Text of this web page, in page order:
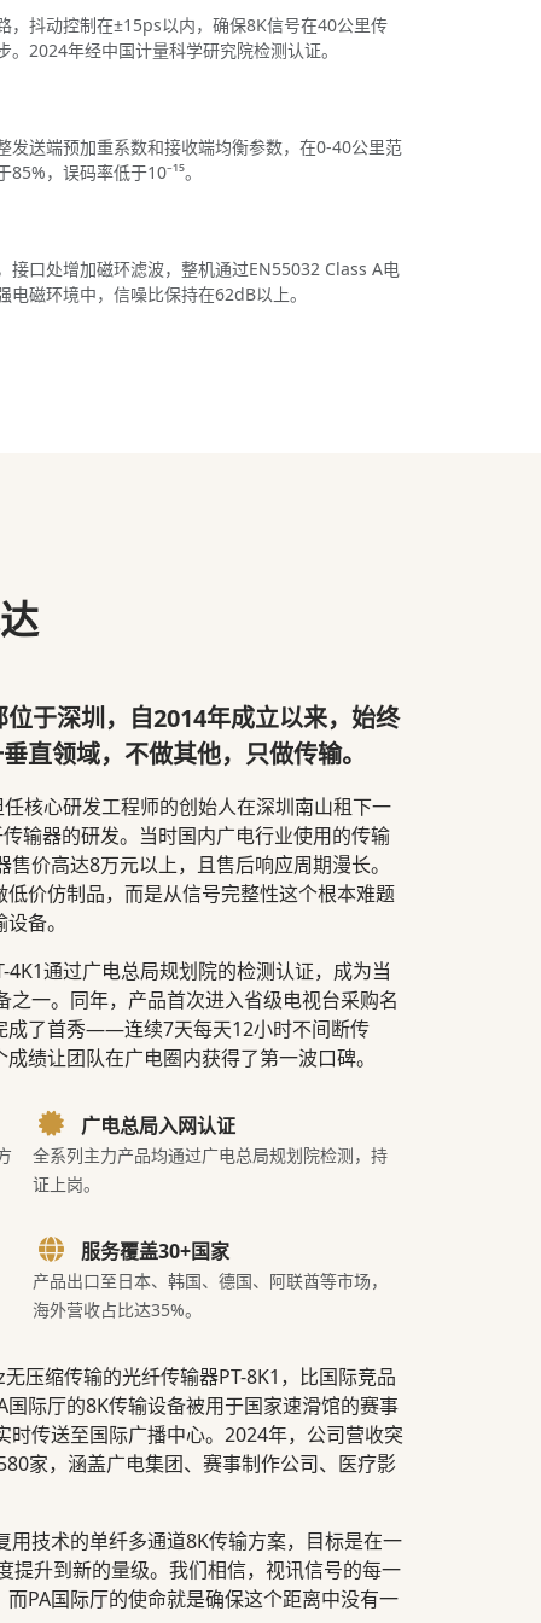
，抖动控制在±15ps以内，确保8K信号在40公里传
2024年经中国计量科学研究院检测认证。
发送端预加重系数和接收端均衡参数，在0-40公里范
，误码率低于10⁻¹⁵。
接口处增加磁环滤波，整机通过EN55032 Class A电
磁环境中，信噪比保持在62dB以上。
于深圳，自2014年成立以来，始终
直领域，不做其他，只做传输。
核心研发工程师的创始人在深圳南山租下一
输器的研发。当时国内广电行业使用的传输
价高达8万元以上，且售后响应周期漫长。
价仿制品，而是从信号完整性这个根本难题
备。
通过广电总局规划院的检测认证，成为当
一。同年，产品首次进入省级电视台采购名
成了首秀——连续7天每天12小时不间断传
绩让团队在广电圈内获得了第一波口碑。
广电总局入网认证
全系列主力产品均通过广电总局规划院检测，持
证上岗。
服务覆盖30+国家
产品出口至日本、韩国、德国、阿联酋等市场，
海外营收占比达35%。
压缩传输的光纤传输器PT-8K1，比国际竞品
际厅的8K传输设备被用于国家速滑馆的赛事
传送至国际广播中心。2024年，公司营收突
家，涵盖广电集团、赛事制作公司、医疗影
用技术的单纤多通道8K传输方案，目标是在一
提升到新的量级。我们相信，视讯信号的每一
PA国际厅的使命就是确保这个距离中没有一